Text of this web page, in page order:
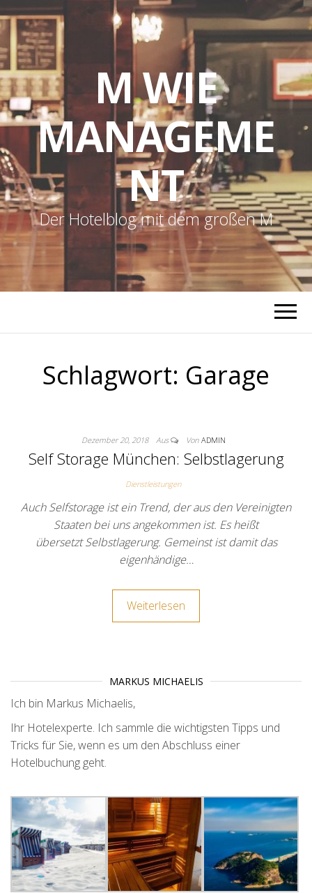
M WIE
MANAGEME
NT
Der Hotelblog mit dem großen M
Schlagwort: Garage
Dezember 20, 2018 Aus Von ADMIN
Self Storage München: Selbstlagerung
Dienstleistungen
Auch Selfstorage ist ein Trend, der aus den Vereinigten
Staaten bei uns angekommen ist. Es heißt
übersetzt Selbstlagerung. Gemeinst ist damit das
eigenhändige…
Weiterlesen
MARKUS MICHAELIS
Ich bin Markus Michaelis,
Ihr Hotelexperte. Ich sammle die wichtigsten Tipps und
Tricks für Sie, wenn es um den Abschluss einer
Hotelbuchung geht.